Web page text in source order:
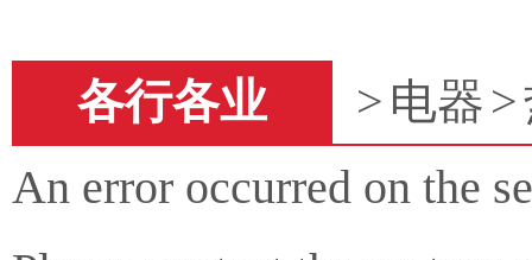
各行各业 > 电器 >
An error occurred on the